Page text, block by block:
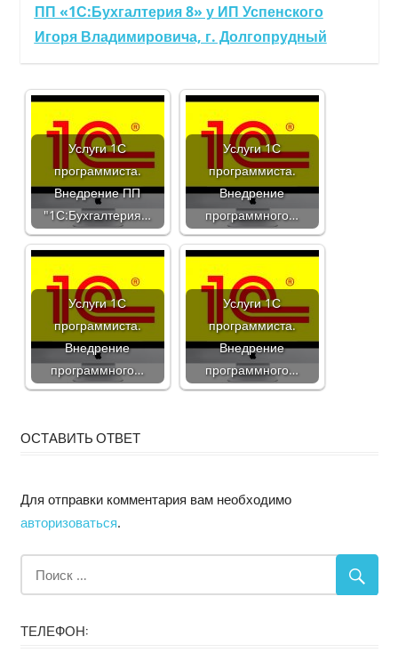
ПП «1С:Бухгалтерия 8» у ИП Успенского
Игоря Владимировича, г. Долгопрудный
Услуги 1С
программиста.
Внедрение ПП
"1С:Бухгалтерия…
Услуги 1С
программиста.
Внедрение
программного…
Услуги 1С
программиста.
Внедрение
программного…
Услуги 1С
программиста.
Внедрение
программного…
ОСТАВИТЬ ОТВЕТ
Для отправки комментария вам необходимо
авторизоваться.
ТЕЛЕФОН: